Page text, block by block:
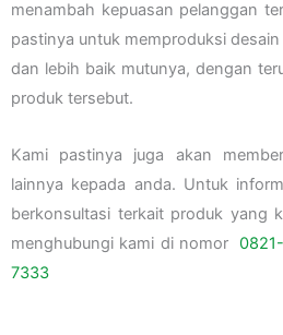
menambah kepuasan pelanggan
pastinya untuk memproduksi
dan lebih baik mutunya, dengan
produk tersebut.
Kami pastinya juga akan
lainnya kepada anda. Untuk
berkonsultasi terkait produk yang
menghubungi kami di nomor
7333